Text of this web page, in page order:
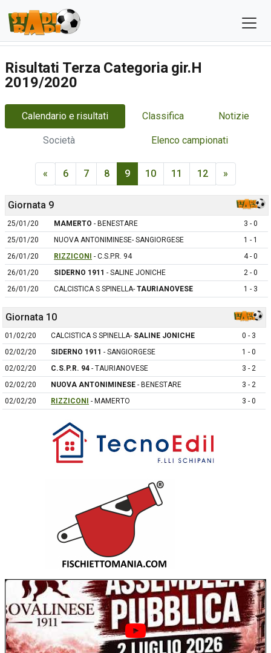
Risultati Terza Categoria gir.H
2019/2020
Calendario e risultati Classifica Notizie
Società Elenco campionati
« 6 7 8 9 10 11 12 »
Giornata 9
25/01/20 MAMERTO - BENESTARE
3 - 0
25/01/20
NUOVA ANTONIMINESE- SANGIORGESE
1 - 1
26/01/20
RIZZICONI - C.S.P.R. 94
4 - 0
26/01/20
SIDERNO 1911 - SALINE JONICHE
2 - 0
26/01/20
CALCISTICA S SPINELLA- TAURIANOVESE 1 - 3
Giornata 10
01/02/20 CALCISTICA S SPINELLA- SALINE JONICHE
0 - 3
02/02/20
SIDERNO 1911 - SANGIORGESE
1 - 0
02/02/20
C.S.P.R. 94 - TAURIANOVESE
3 - 2
02/02/20
NUOVA ANTONIMINESE - BENESTARE
3 - 2
02/02/20
RIZZICONI - MAMERTO 3 - 0